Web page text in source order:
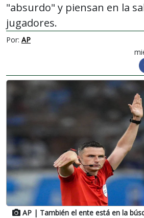
"absurdo" y piensan en la
jugadores.
Por: AP
AP | También el ente está en la